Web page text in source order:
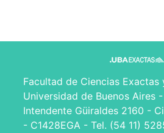
Facultad de Ciencias Exactas
Universidad de Buenos Aires
Intendente Güiraldes 2160 -
- C1428EGA - Tel. (54 11)